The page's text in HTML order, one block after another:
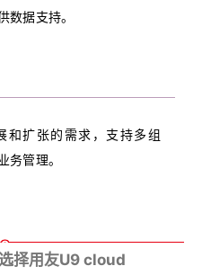
数据支持。
和扩张的需求，支持多组
务管理。
择用友U9 cloud